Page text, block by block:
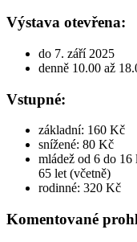
Výstava otevřena:
do 7. září 2025
denně 10.00 až
Vstupné:
základní: 160 Kč
snížené: 80 Kč
mládež od 6 do 16
65 let (včetně)
rodinné: 320 Kč
Komentované